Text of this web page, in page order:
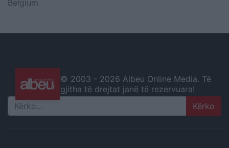
Belgium
© 2003 - 2026 Albeu Online Media. Të
gjitha të drejtat janë të rezervuara!
Search